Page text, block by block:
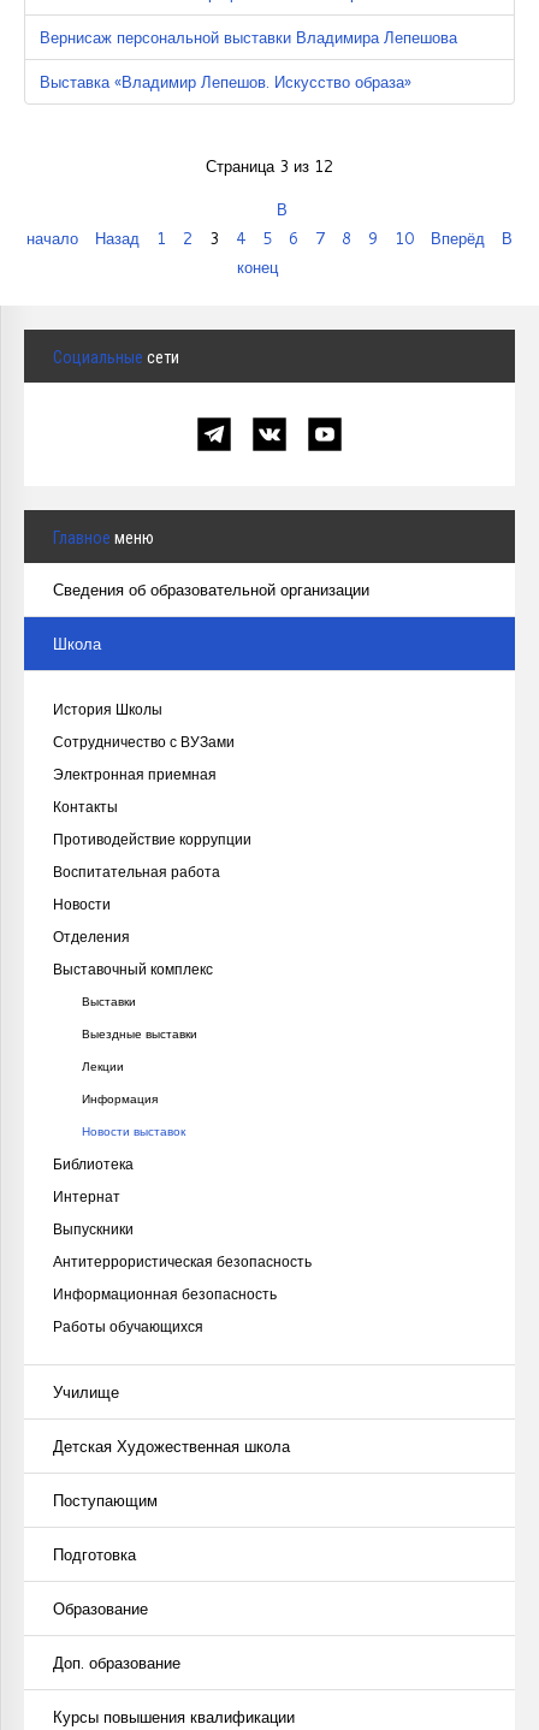
Вернисаж персональной выставки Владимира Лепешова
Выставка «Владимир Лепешов. Искусство образа»
Страница 3 из 12
В
начало
Назад 1 2 3 4 5 6 7 8 9 10 Вперёд
В
конец
Социальные сети
Главное меню
Сведения об образовательной организации
Школа
История Школы
Сотрудничество с ВУЗами
Электронная приемная
Контакты
Противодействие коррупции
Воспитательная работа
Новости
Отделения
Выставочный комплекс
Выставки
Выездные выставки
Лекции
Информация
Новости выставок
Библиотека
Интернат
Выпускники
Антитеррористическая безопасность
Информационная безопасность
Работы обучающихся
Училище
Детская Художественная школа
Поступающим
Подготовка
Образование
Доп. образование
Курсы повышения квалификации